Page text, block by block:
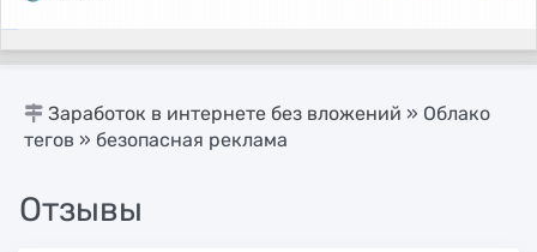
Заработок в интернете без вложений » Облако
тегов » безопасная реклама
Отзывы